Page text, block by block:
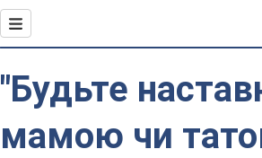
"Будьте
мамою чи